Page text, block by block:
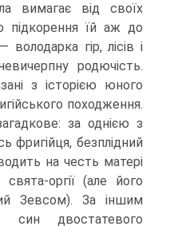
вимагає від своїх
підкорення їй аж до
гір, лісів і
родючість.
з історією юного
походження.
за однією з
фригійця, безплідний
на честь матері
оргії (але його
Зевсом). За іншим
син двостатевого